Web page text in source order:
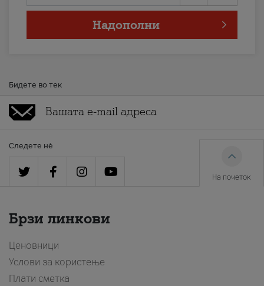
Надополни
Бидете во тек
Следете нè
На почеток
Брзи линкови
Ценовници
Услови за користење
Плати сметка